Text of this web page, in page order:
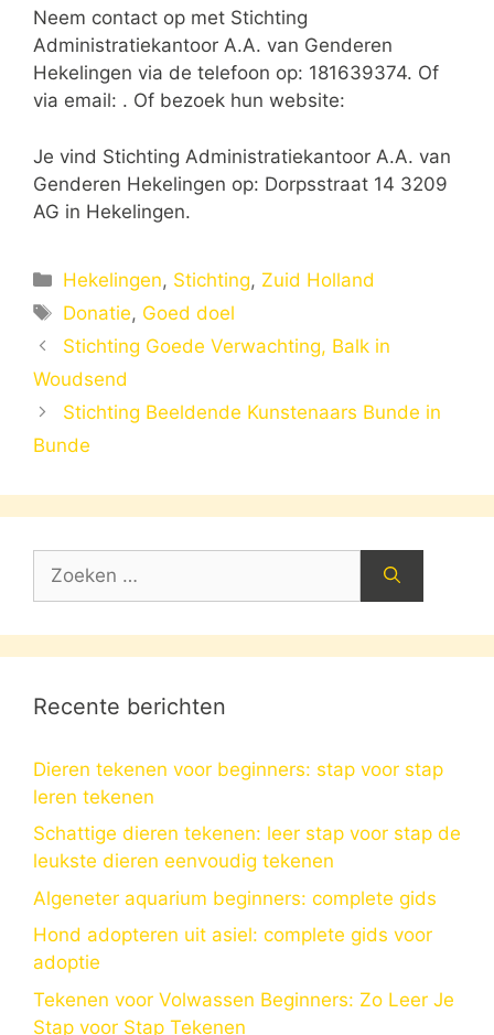
Neem contact op met Stichting
Administratiekantoor A.A. van Genderen
Hekelingen via de telefoon op: 181639374. Of
via email: . Of bezoek hun website:
Je vind Stichting Administratiekantoor A.A. van
Genderen Hekelingen op: Dorpsstraat 14 3209
AG in Hekelingen.
Categorieën
Hekelingen, Stichting, Zuid Holland
Tags
Donatie, Goed doel
Stichting Goede Verwachting, Balk in
Woudsend
Stichting Beeldende Kunstenaars Bunde in
Bunde
naar:
Recente berichten
Dieren tekenen voor beginners: stap voor stap
leren tekenen
Schattige dieren tekenen: leer stap voor stap de
leukste dieren eenvoudig tekenen
Algeneter aquarium beginners: complete gids
Hond adopteren uit asiel: complete gids voor
adoptie
Tekenen voor Volwassen Beginners: Zo Leer Je
Stap voor Stap Tekenen